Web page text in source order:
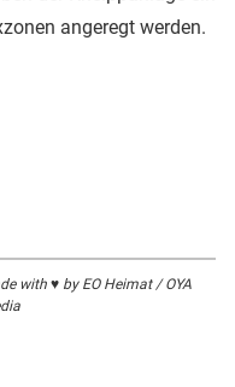
angeregt werden.
with ♥ by EO Heimat / OYA